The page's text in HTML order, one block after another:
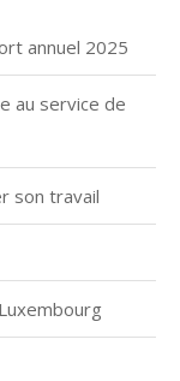
annuel 2025
au service de
son travail